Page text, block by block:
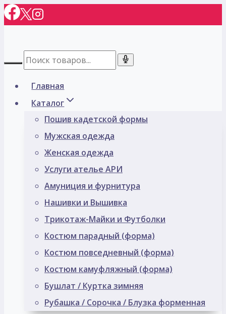
Перейти
к
Главная
Каталог
Пошив кадетской формы
Мужская одежда
Женская одежда
Услуги ателье АРИ
Амуниция и фурнитура
Нашивки и Вышивка
Трикотаж-Майки и Футболки
Костюм парадный (форма)
Костюм повседневный (форма)
Костюм камуфляжный (форма)
Бушлат / Куртка зимняя
Рубашка / Сорочка / Блузка форменная